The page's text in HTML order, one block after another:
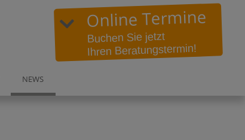
Online Termine
Buchen Sie jetzt
Ihren Beratungstermin!
NEWS